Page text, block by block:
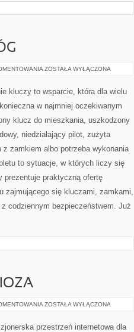
HISTORIE
DRÓG
ZOSTAŁA WYŁĄCZONA
kluczy to wsparcie, która dla wielu
w najmniej oczekiwanym
klucz do mieszkania, uszkodzony
niedziałający pilot, zużyta
z zamkiem albo potrzeba wykonania
to sytuacje, w których liczy się
prezentuje praktyczną ofertę
zajmującego się kluczami, zamkami,
codziennym bezpieczeństwem. Już
CZŁOWIEK–
ZOSTAŁA WYŁĄCZONA
przestrzeń internetowa dla